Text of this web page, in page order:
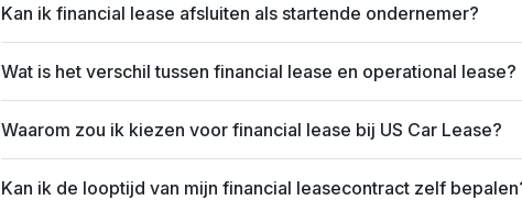
Kan ik financial lease afsluiten als startende ondernemer?
Wat is het verschil tussen financial lease en operational lease?
Waarom zou ik kiezen voor financial lease bij US Car Lease?
Kan ik de looptijd van mijn financial leasecontract zelf